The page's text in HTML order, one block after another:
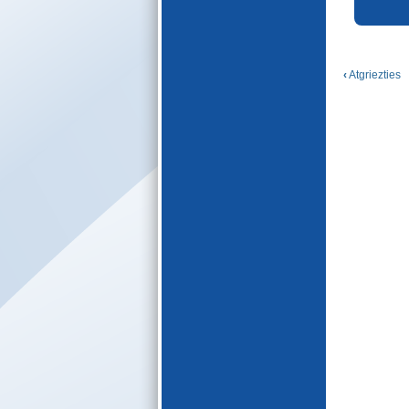
‹Atgriezties